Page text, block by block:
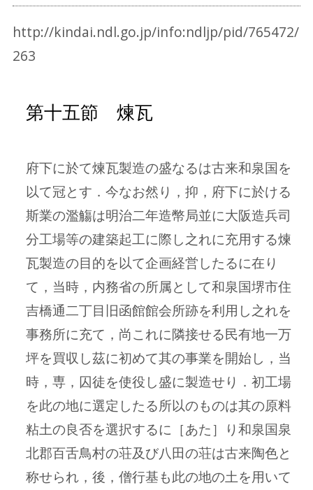
http://kindai.ndl.go.jp/info:ndljp/pid/765472/
263
第十五節 煉瓦
府下に於て煉瓦製造の盛なるは古来和泉国を
以て冠とす．今なお然り，抑，府下に於ける
斯業の濫觴は明治二年造幣局並に大阪造兵司
分工場等の建築起工に際し之れに充用する煉
瓦製造の目的を以て企画経営したるに在り
て，当時，内務省の所属として和泉国堺市住
吉橋通二丁目旧函館館会所跡を利用し之れを
事務所に充て，尚これに隣接せる民有地一万
坪を買収し茲に初めて其の事業を開始し，当
時，専，囚徒を使役し盛に製造せり．初工場
を此の地に選定したる所以のものは其の原料
粘土の良否を選択するに［あた］り和泉国泉
北郡百舌鳥村の荘及び八田の荘は古来陶色と
称せられ，後，僧行基も此の地の土を用いて